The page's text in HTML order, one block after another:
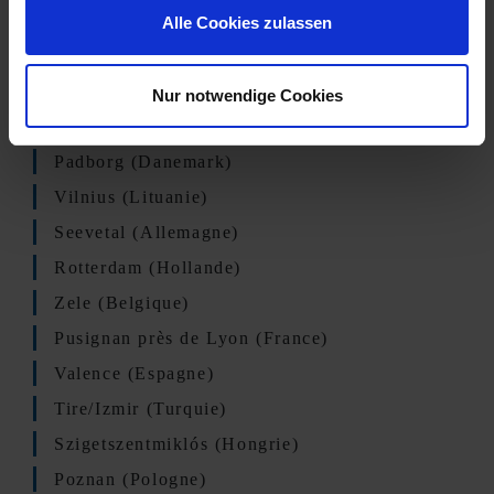
Alle Cookies zulassen
Nur notwendige Cookies
Landskrona (Suède)
Padborg (Danemark)
Vilnius (Lituanie)
Seevetal (Allemagne)
Rotterdam (Hollande)
Zele (Belgique)
Pusignan près de Lyon (France)
Valence (Espagne)
Tire/Izmir (Turquie)
Szigetszentmiklós (Hongrie)
Poznan (Pologne)